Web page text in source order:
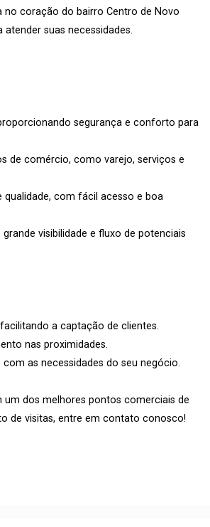
coração do bairro Centro de Novo
suas necessidades.
segurança e conforto para
de comércio, como varejo, serviços e
com fácil acesso e boa
visibilidade e fluxo de potenciais
a captação de clientes.
nas proximidades.
as necessidades do seu negócio.
um dos melhores pontos comerciais de
de visitas, entre em contato conosco!